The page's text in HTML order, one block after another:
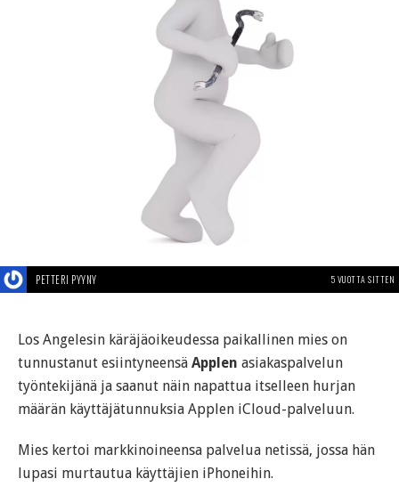
PETTERI PYYNY 5 VUOTTA SITTEN
Los Angelesin käräjäoikeudessa paikallinen mies on
tunnustanut esiintyneensä Applen asiakaspalvelun
työntekijänä ja saanut näin napattua itselleen hurjan
määrän käyttäjätunnuksia Applen iCloud-palveluun.
Mies kertoi markkinoineensa palvelua netissä, jossa hän
lupasi murtautua käyttäjien iPhoneihin.